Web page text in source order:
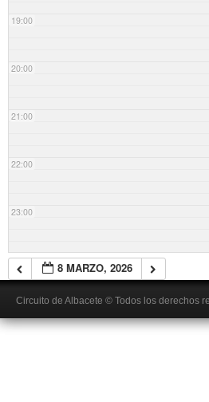
19:00
20:00
21:00
22:00
23:00
8 MARZO, 2026
Circuito de Albacete © Todos los derechos